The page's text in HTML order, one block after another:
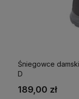
Śniegowce
D
189,00 zł